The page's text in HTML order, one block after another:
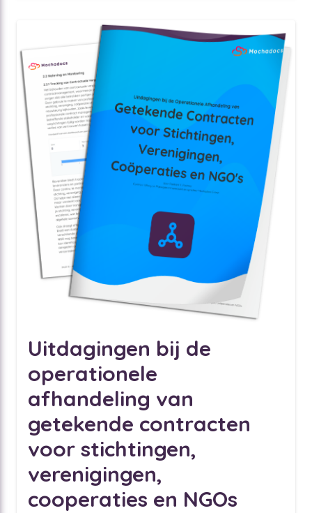
Uitdagingen bij de
operationele
afhandeling van
getekende contracten
voor stichtingen,
verenigingen,
cooperaties en NGOs